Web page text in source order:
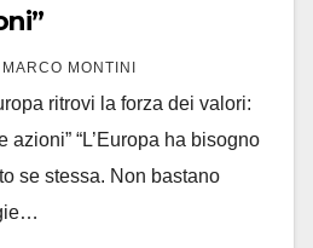
MARCO MONTINI
ritrovi la forza dei valori:
“L’Europa ha bisogno
se stessa. Non bastano